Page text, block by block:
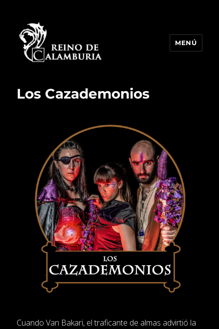
MENÚ
Los Cazademonios
Cuando Van Bakari, el traficante de almas advirtió la